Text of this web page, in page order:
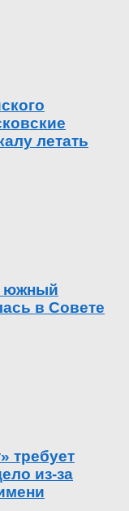
летать
южный
в Совете
требует
из-за